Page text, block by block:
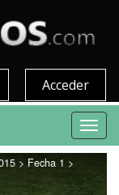
Acceder
> Fecha 1 >